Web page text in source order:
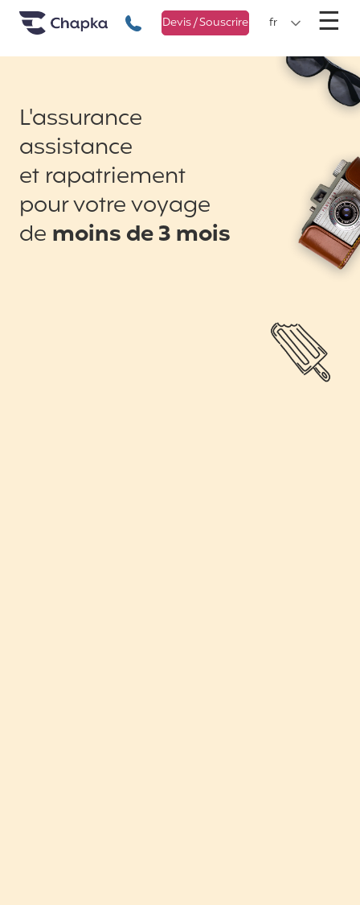
Chapka Assurances Voyages
+33 1 74 85 50 50
Devis / Souscrire fr ☰
L'assurance
assistance
et rapatriement
pour votre voyage
de moins de 3 mois